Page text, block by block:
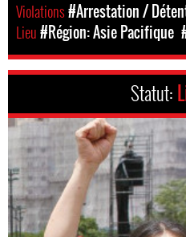
Violations#Arrestation /
Lieu#Région: Asie Pacifique
Statut: